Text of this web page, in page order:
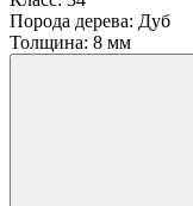
Порода дерева: Дуб
Толщина: 8 мм